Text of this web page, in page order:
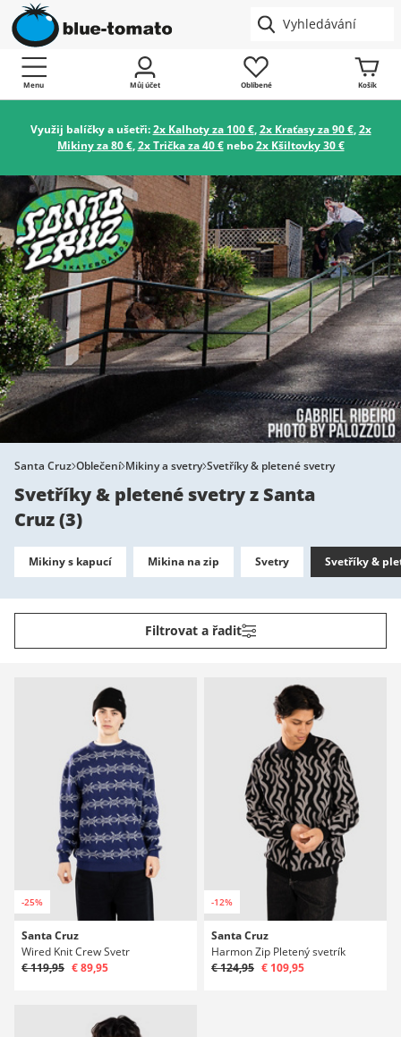
Menu Můj účet Oblíbené Košík
Využij balíčky a ušetři:2x Kalhoty za 100 €,2x Kraťasy za 90 €,2x
Mikiny za 80 €,2x Trička za 40 €nebo2x Kšiltovky 30 €
Santa Cruz Oblečení Mikiny a svetry Svetříky & pletené svetry
Svetříky & pletené svetry z Santa
Cruz(3)
Mikiny s kapucí Mikina na zip Svetry Svetříky &
Filtrovat a řadit
-25%
Santa Cruz
Wired Knit Crew Svetr
€ 119,95 € 89,95
-12%
Santa Cruz
Harmon Zip Pletený svetrík
€ 124,95 € 109,95